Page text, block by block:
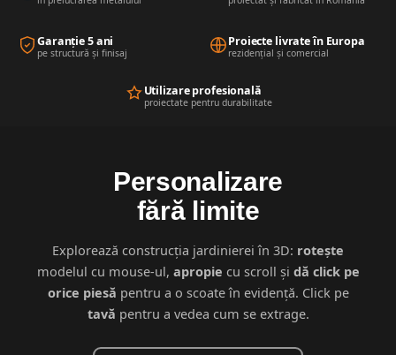
Garanție 5 ani
pe structură și finisaj
Proiecte livrate în Europa
rezidențial și comercial
Utilizare profesională
proiectate pentru durabilitate
Personalizare
fără limite
Explorează construcția jardinierei în 3D: rotește
modelul cu mouse-ul, apropie cu scroll și dă click pe
orice piesă pentru a o scoate în evidență. Click pe
tavă pentru a vedea cum se extrage.